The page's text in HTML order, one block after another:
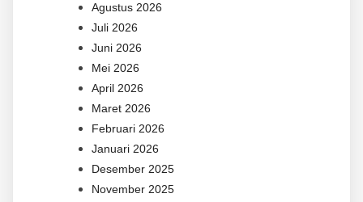
Agustus 2026
Juli 2026
Juni 2026
Mei 2026
April 2026
Maret 2026
Februari 2026
Januari 2026
Desember 2025
November 2025